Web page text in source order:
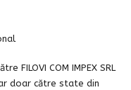
FILOVI COM IMPEX SRL
doar către state din